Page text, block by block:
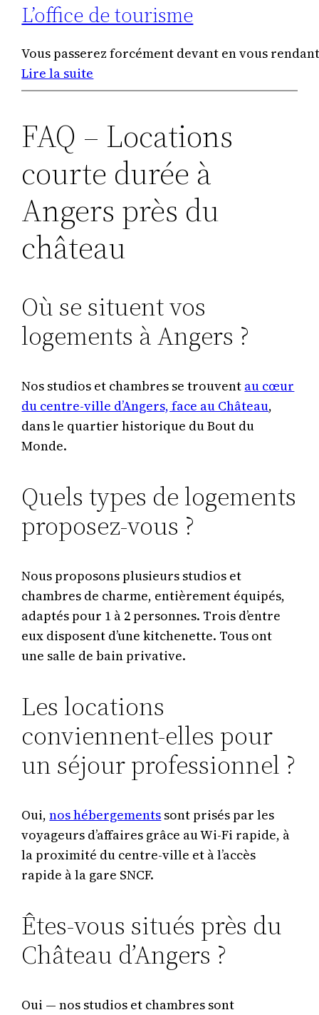
L’office de tourisme
Vous passerez forcément devant en vous
Lire la suite
L’office
tourisme
FAQ – Locations
courte durée à
Angers près du
château
Où se situent vos
logements à Angers ?
Nos studios et chambres se trouvent au cœur
du centre-ville d’Angers, face au Château,
dans le quartier historique du Bout du
Monde.
Quels types de logements
proposez-vous ?
Nous proposons plusieurs studios et
chambres de charme, entièrement équipés,
adaptés pour 1 à 2 personnes. Trois d’entre
eux disposent d’une kitchenette. Tous ont
une salle de bain privative.
Les locations
conviennent-elles pour
un séjour professionnel ?
Oui,nos hébergements sont prisés par les
voyageurs d’affaires grâce au Wi-Fi rapide, à
la proximité du centre-ville et à l’accès
rapide à la gare SNCF.
Êtes-vous situés près du
Château d’Angers ?
Oui — nos studios et chambres sont